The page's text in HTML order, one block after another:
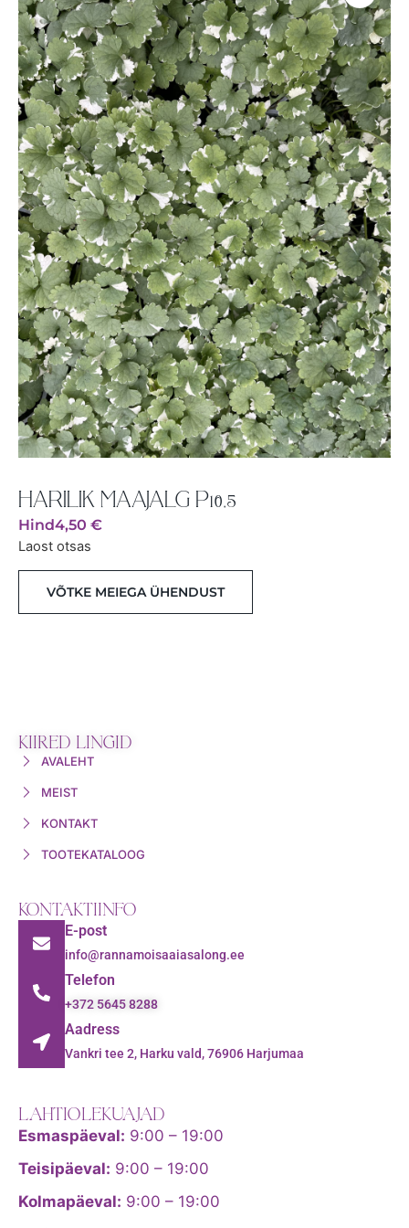
HARILIK MAAJALG P10,5
Hind4,50 €
Laost otsas
VÕTKE MEIEGA ÜHENDUST
KIIRED LINGID
AVALEHT
MEIST
KONTAKT
TOOTEKATALOOG
KONTAKTIINFO
E-post
info@rannamoisaaiasalong.ee
Telefon
+372 5645 8288
Aadress
Vankri tee 2, Harku vald, 76906 Harjumaa
LAHTIOLEKUAJAD
Esmaspäeval: 9:00 – 19:00
Teisipäeval: 9:00 – 19:00
Kolmapäeval: 9:00 – 19:00